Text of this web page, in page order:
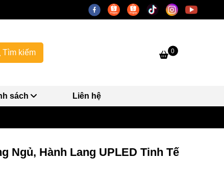
Tìm kiếm 0
sách Liên hệ
Ngủ, Hành Lang UPLED Tinh Tế